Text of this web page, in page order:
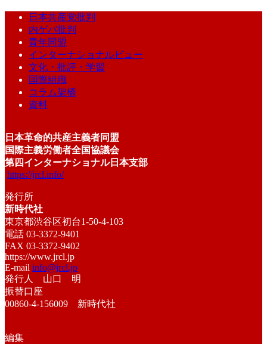
日本共産党批判
内ゲバ批判
青年同盟
インターナショナルビュー
文化・批評・学習
国際組織
コラム架橋
資料
日本革命的共産主義者同盟
国際主義労働者全国協議会
第四インターナショナル日本支部
https://jrcl.info/
発行所
新時代社
東京都渋谷区初台1-50-4-103
電話 03-3372-9401
FAX 03-3372-9402
https://www.jrcl.jp
E-mail info@jrcl.jp
発行人 山口 明
振替口座
00860-4-156009 新時代社
編集